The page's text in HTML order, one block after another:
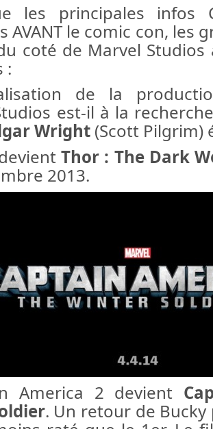
les principales infos
AVANT le comic con, les
coté de Marvel Studios
:
de la
est-il à la
Wright (Scott Pilgrim)
Thor : The Dark
2013.
America 2 devient
. Un retour de Bucky